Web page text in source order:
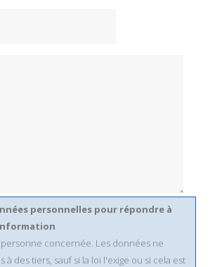
personnelles pour répondre à
concernée. Les données ne
à des tiers, sauf si la loi l'exige ou si cela est